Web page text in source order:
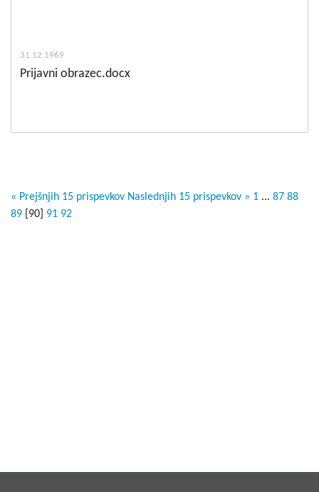
31.12.1969
Prijavni obrazec.docx
« Prejšnjih 15 prispevkov Naslednjih 15 prispevkov » 1 ... 87 88
89
90 91 92